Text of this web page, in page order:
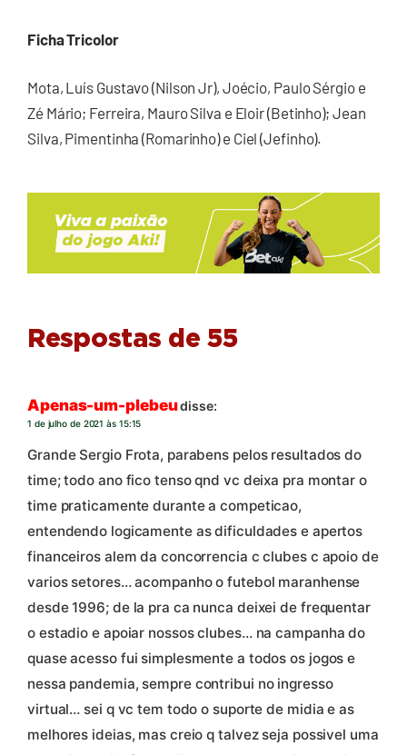
Ficha Tricolor
Mota, Luís Gustavo (Nilson Jr), Joécio, Paulo Sérgio e
Zé Mário; Ferreira, Mauro Silva e Eloir (Betinho); Jean
Silva, Pimentinha (Romarinho) e Ciel (Jefinho).
Respostas de 55
Apenas-um-plebeudisse:
1 de julho de 2021 às 15:15
Grande Sergio Frota, parabens pelos resultados do
time; todo ano fico tenso qnd vc deixa pra montar o
time praticamente durante a competicao,
entendendo logicamente as dificuldades e apertos
financeiros alem da concorrencia c clubes c apoio de
varios setores… acompanho o futebol maranhense
desde 1996; de la pra ca nunca deixei de frequentar
o estadio e apoiar nossos clubes… na campanha do
quase acesso fui simplesmente a todos os jogos e
nessa pandemia, sempre contribui no ingresso
virtual… sei q vc tem todo o suporte de midia e as
melhores ideias, mas creio q talvez seja possivel uma